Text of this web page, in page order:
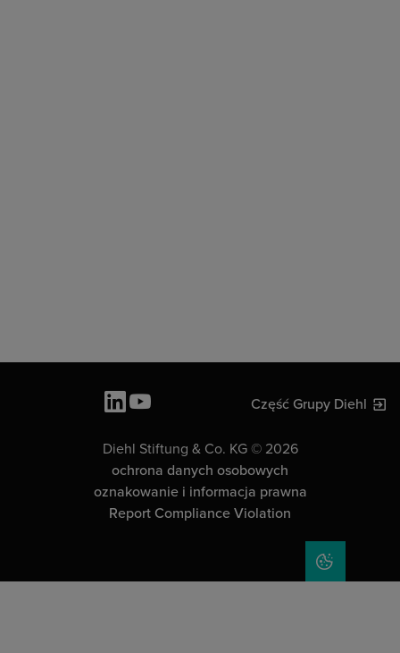
Część Grupy Diehl
Diehl Stiftung & Co. KG © 2026
ochrona danych osobowych
oznakowanie i informacja prawna
Report Compliance Violation
COOKIE